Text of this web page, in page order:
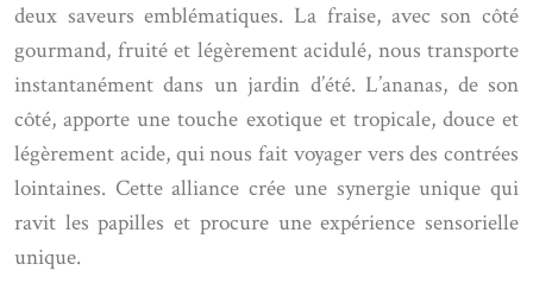
deux saveurs emblématiques. La fraise, avec son côté
gourmand, fruité et légèrement acidulé, nous transporte
instantanément dans un jardin d’été. L’ananas, de son
côté, apporte une touche exotique et tropicale, douce et
légèrement acide, qui nous fait voyager vers des contrées
lointaines. Cette alliance crée une synergie unique qui
ravit les papilles et procure une expérience sensorielle
unique.